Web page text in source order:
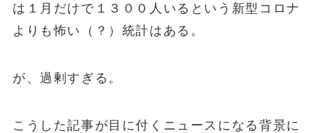
は１月だけで１３００人いるという新型コロナ
よりも怖い（？）統計はある。
が、過剰すぎる。
こうした記事が目に付くニュースになる背景に